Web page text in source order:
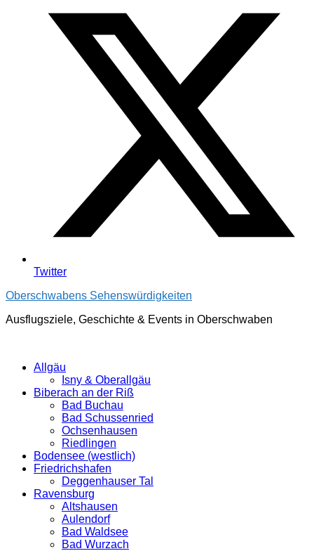
Twitter
Oberschwabens Sehenswürdigkeiten
Ausflugsziele, Geschichte & Events in Oberschwaben
Allgäu
Isny & Oberallgäu
Biberach an der Riß
Bad Buchau
Bad Schussenried
Ochsenhausen
Riedlingen
Bodensee (westlich)
Friedrichshafen
Deggenhauser Tal
Ravensburg
Altshausen
Aulendorf
Bad Waldsee
Bad Wurzach